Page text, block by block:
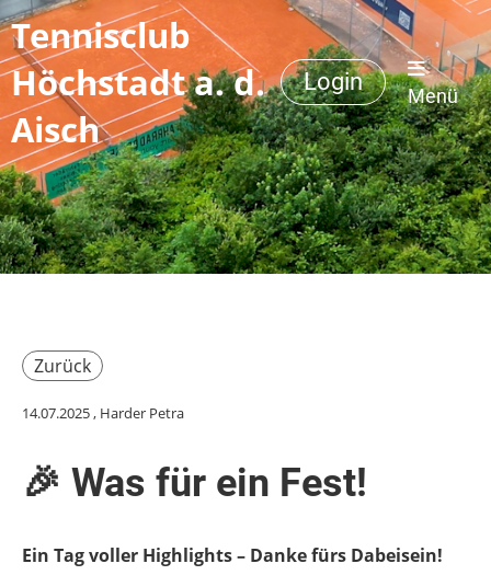
Tennisclub
Höchstadt a. d.
Aisch
Login
Menü
Zurück
14.07.2025, Harder Petra
🎉 Was für ein Fest!
Ein Tag voller Highlights – Danke fürs Dabeisein!